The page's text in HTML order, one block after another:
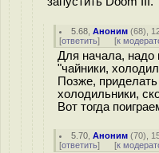
5.68 ,Аноним (68),
[ответить] [к
Для начала, надо
"чайники,
Позже,
холодильники,
Вот тогда
5.70 ,Аноним (70),
[ответить] [к